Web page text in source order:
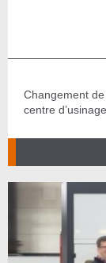
Changement de
centre